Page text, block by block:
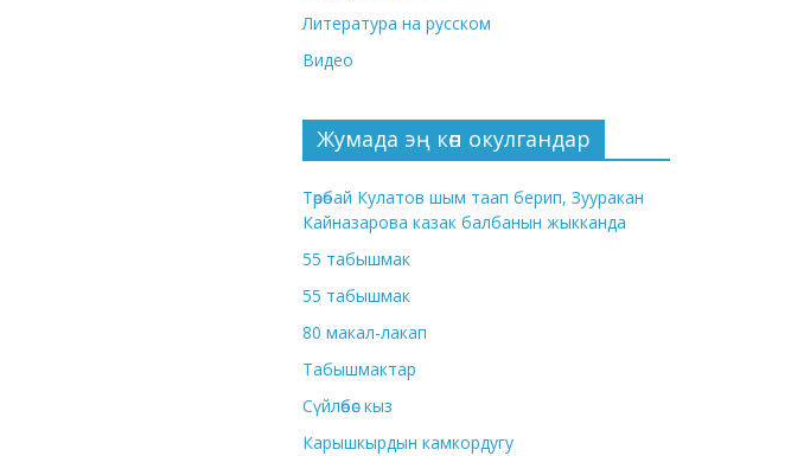
Литература на русском
Видео
Жумада эң көп окулгандар
Төрөбай Кулатов шым таап берип, Зууракан
Кайназарова казак балбанын жыкканда
55 табышмак
55 табышмак
80 макал-лакап
Табышмактар
Сүйлөбөс кыз
Карышкырдын камкордугу